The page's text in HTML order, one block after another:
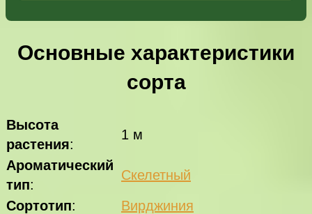
Основные характеристики
сорта
Высота
растения:
1 м
Ароматический
тип:
Скелетный
Сортотип:
Вирджиния